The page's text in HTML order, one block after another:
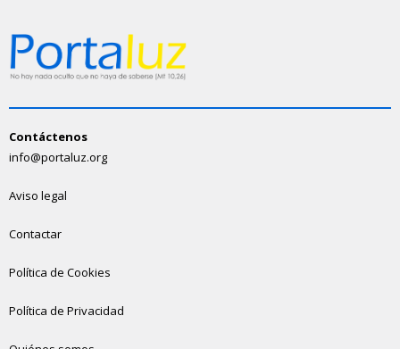
Contáctenos
info@portaluz.org
Aviso legal
Contactar
Política de Cookies
Política de Privacidad